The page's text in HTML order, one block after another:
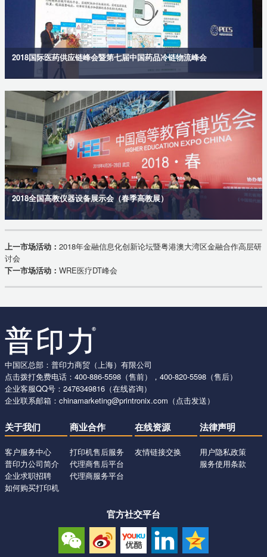
2018国际医药供应链峰会暨第七届中国药品冷链物流峰会
2018全国高教仪器设备展示会（春季高教展）
上一市场活动： 2018年金融信息化创新论坛暨粤港澳大湾区金融合作高层研
讨会
下一市场活动： WRE医疗DT峰会
中国区总部：普印力商贸（上海）有限公司
点击拨打免费电话： 400-886-5598 （售前）， 400-820-5598 （售后）
企业客服QQ号： 2476349816 （在线咨询）
企业联系邮箱： chinamarketing@printronix.com （点击发送）
关于我们
客户服务中心
普印力公司简介
企业求职招聘
如何购买打印机
商业合作
打印机售后服务
代理商售后平台
代理商服务平台
在线资源
友情链接交换
法律声明
用户隐私政策
服务使用条款
官方社交平台
微信
公众号
新浪
微博
优酷
视频
领英
账号
QQ
空间